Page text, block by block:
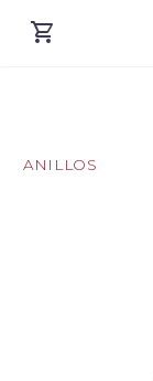
ANILLOS